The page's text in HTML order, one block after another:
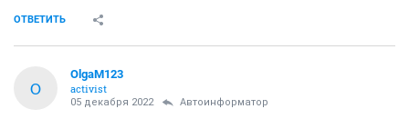
ОТВЕТИТЬ
O
OlgaM123
activist
05 декабря 2022 Автоинформатор